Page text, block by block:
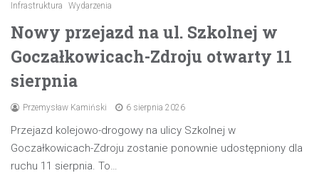
Infrastruktura Wydarzenia
Nowy przejazd na ul. Szkolnej w
Goczałkowicach-Zdroju otwarty 11
sierpnia
Przemysław Kamiński 6 sierpnia 2026
Przejazd kolejowo-drogowy na ulicy Szkolnej w
Goczałkowicach-Zdroju zostanie ponownie udostępniony dla
ruchu 11 sierpnia. To…